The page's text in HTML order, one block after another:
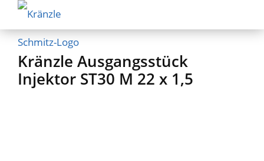
Kränzle Ausgangsstück
Injektor ST30 M 22 x 1,5